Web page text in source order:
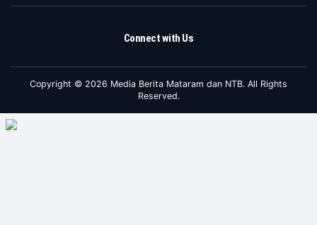
Connect with Us
Copyright © 2026 Media Berita Mataram dan NTB. All Rights
Reserved.